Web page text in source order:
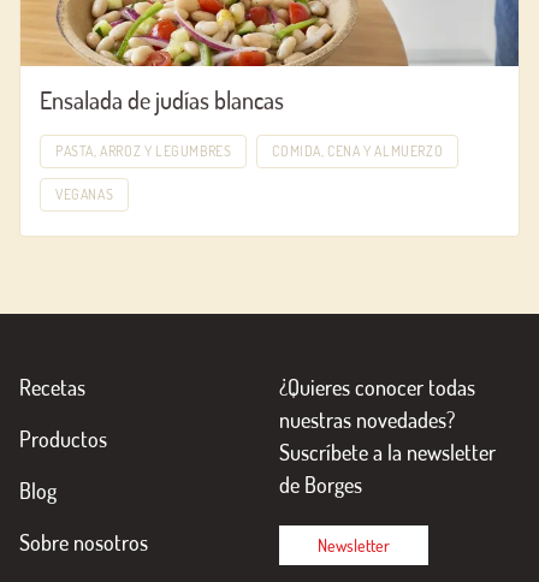
Ensalada de judías blancas
PASTA, ARROZ Y LEGUMBRES COMIDA, CENA Y ALMUERZO
VEGANAS
Recetas
Productos
Blog
Sobre nosotros
¿Quieres conocer todas
nuestras novedades?
Suscríbete a la newsletter
de Borges
Newsletter